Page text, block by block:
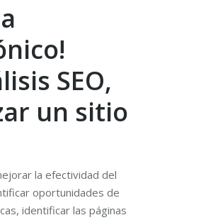
SEO,
un sitio
la efectividad del
oportunidades de
identificar las páginas